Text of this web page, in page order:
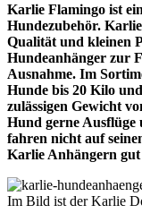
Karlie Flamingo ist
Hundezubehör.
Qualität und kleinen
Hundeanhänger zur
Ausnahme. Im
Hunde bis 20 Kilo
zulässigen Gewicht
Hund gerne
fahren nicht auf
Karlie Anhängern